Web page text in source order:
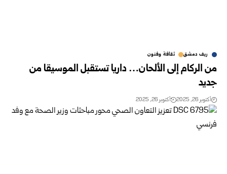
ريف دمشق ثقافة وفنون
من الركام إلى الألحان… داريا تستقبل الموسيقا من
جديد
أكتوبر 26, 2025 أكتوبر 26, 2025